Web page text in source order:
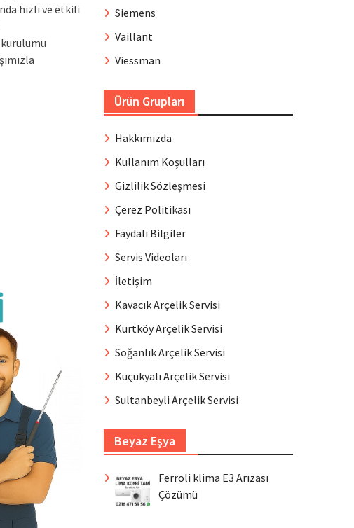
hızlı ve etkili
kurulumu
Siemens
Vaillant
Viessman
Ürün Grupları
Hakkımızda
Kullanım Koşulları
Gizlilik Sözleşmesi
Çerez Politikası
Faydalı Bilgiler
Servis Videoları
İletişim
Kavacık Arçelik Servisi
Kurtköy Arçelik Servisi
Soğanlık Arçelik Servisi
Küçükyalı Arçelik Servisi
Sultanbeyli Arçelik Servisi
Beyaz Eşya
Ferroli klima E3 Arızası
Çözümü